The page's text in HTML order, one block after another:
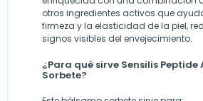
otros ingredientes activos que
firmeza y la elasticidad de la piel,
signos visibles del envejecimiento.
¿Para qué sirve Sensilis Peptide
Sorbete?